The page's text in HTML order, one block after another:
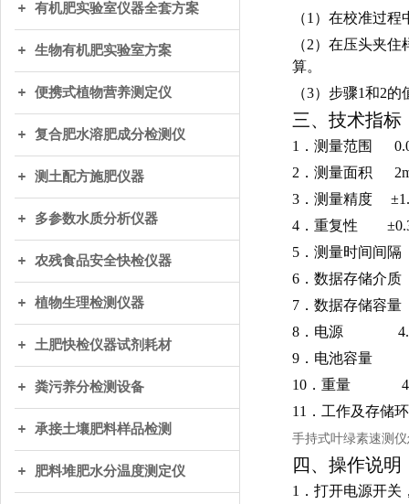
有机肥实验室仪器全套方案
生物有机肥实验室方案
便携式植物营养测定仪
复合肥水溶肥成分检测仪
测土配方施肥仪器
多参数水质分析仪器
农残食品安全快检仪器
植物生理检测仪器
土肥快检仪器试剂耗材
粪污养分检测设备
承接土壤肥料样品检测
肥料堆肥水分温度测定仪
（1）在校准过
（2）在压头夹
算。
（3）步骤1和2
三、技术指标
1．测量范围
2．测量面积
3．测量精度
4．重复性 ±0.3
5．测量时间间
6．数据存储介
7．数据存储容
8．电源 4.2V
9．电池容量
10．重量
11．工作及存储
手持式叶绿素速测
四、操作说明
1．打开电源开关